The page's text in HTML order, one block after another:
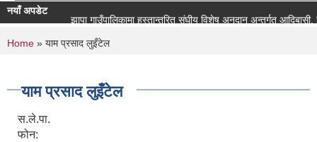
नयाँ अपडेट
You are here
Home » याम प्रसाद लुइँटेल
याम प्रसाद लुइँटेल
स.ले.पा.
फोन: